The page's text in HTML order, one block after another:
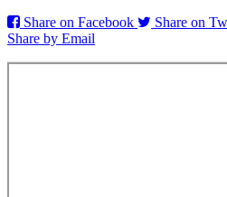
Share on Facebook
Share on
Share by Email